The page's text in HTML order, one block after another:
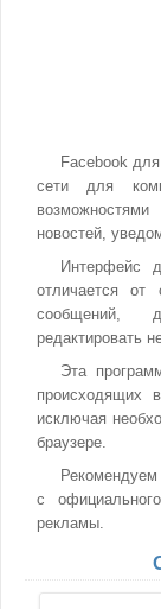
Facebook
сети для
новостей,
Интерфейс
отличается от
сообщений,
редактировать
Эта
происходящих
исключая
браузере.
с
рекламы.